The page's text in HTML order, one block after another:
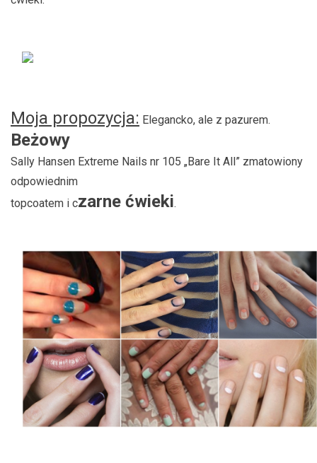
Moja propozycja: Elegancko, ale z pazurem.
Beżowy
Sally Hansen Extreme Nails nr 105 „Bare It All” zmatowiony
odpowiednim
topcoatem i czarne ćwieki.